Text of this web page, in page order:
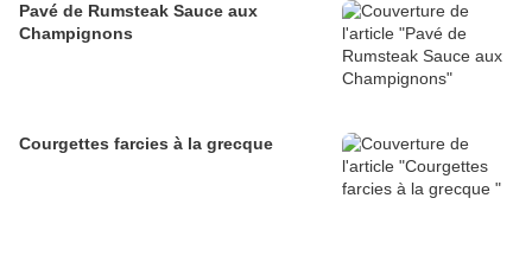
Pavé de Rumsteak Sauce aux
Champignons
Courgettes farcies à la grecque